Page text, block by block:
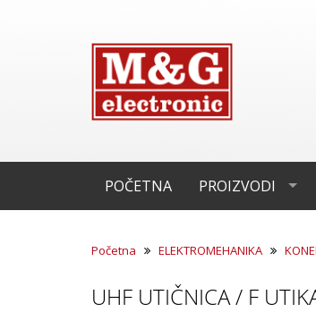
POČETNA PROIZVODI
Početna ELEKTROMEHANIKA
UHF UTIČNICA / F